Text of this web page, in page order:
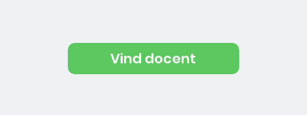
Vind docent